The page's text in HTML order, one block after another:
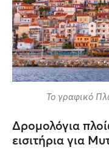
Το γραφικό
Δρομολόγια
εισιτήρια για